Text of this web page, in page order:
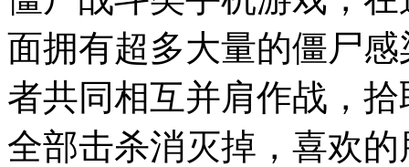
面拥有超多大量的僵尸
者共同相互并肩作战，
全部击杀消灭掉，喜欢